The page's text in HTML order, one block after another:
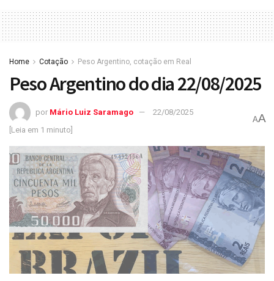
Home Cotação Peso Argentino, cotação em Real
Peso Argentino do dia 22/08/2025
por Mário Luiz Saramago
22/08/2025
[Leia em 1 minuto]
AA